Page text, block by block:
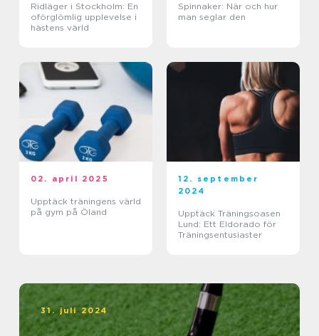
Ridläger i Stockholm: En
oförglömlig upplevelse i
hästens värld
Spinnaker: När och hur
man seglar den
02. april 2025
Upptäck träningens värld
på gym på Öland
12. september
2024
Upptäck Träningsoasen
Lund: Ett Eldorado för
Träningsentusiaster
31. juli 2024